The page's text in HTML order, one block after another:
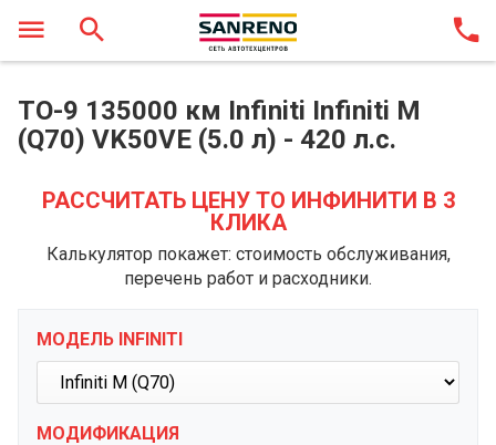
ТО-9 135000 км Infiniti Infiniti M
(Q70) VK50VE (5.0 л) - 420 л.с.
РАССЧИТАТЬ ЦЕНУ ТО ИНФИНИТИ В 3
КЛИКА
Калькулятор покажет: стоимость обслуживания,
перечень работ и расходники.
МОДЕЛЬ INFINITI
МОДИФИКАЦИЯ